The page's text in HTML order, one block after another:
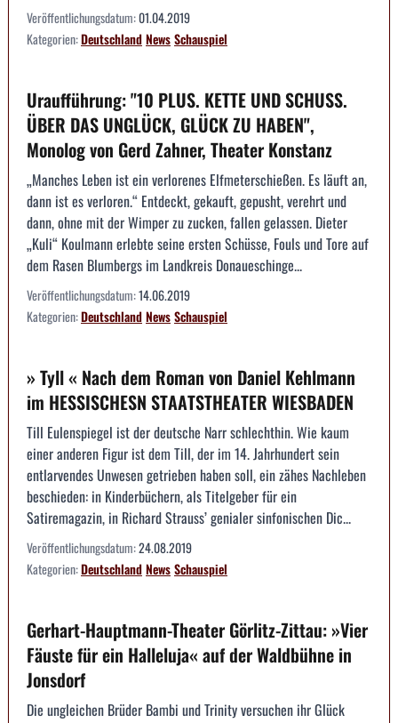
Veröffentlichungsdatum:01.04.2019
Kategorien:DeutschlandNewsSchauspiel
Uraufführung: "10 PLUS. KETTE UND SCHUSS.
ÜBER DAS UNGLÜCK, GLÜCK ZU HABEN",
Monolog von Gerd Zahner, Theater Konstanz
„Manches Leben ist ein verlorenes Elfmeterschießen. Es läuft an,
dann ist es verloren.“ Entdeckt, gekauft, gepusht, verehrt und
dann, ohne mit der Wimper zu zucken, fallen gelassen. Dieter
„Kuli“ Koulmann erlebte seine ersten Schüsse, Fouls und Tore auf
dem Rasen Blumbergs im Landkreis Donaueschinge...
Veröffentlichungsdatum:14.06.2019
Kategorien:DeutschlandNewsSchauspiel
» Tyll « Nach dem Roman von Daniel Kehlmann
im HESSISCHESN STAATSTHEATER WIESBADEN
Till Eulenspiegel ist der deutsche Narr schlechthin. Wie kaum
einer anderen Figur ist dem Till, der im 14. Jahrhundert sein
entlarvendes Unwesen getrieben haben soll, ein zähes Nachleben
beschieden: in Kinderbüchern, als Titelgeber für ein
Satiremagazin, in Richard Strauss’ genialer sinfonischen Dic...
Veröffentlichungsdatum:24.08.2019
Kategorien:DeutschlandNewsSchauspiel
Gerhart-Hauptmann-Theater Görlitz-Zittau: »Vier
Fäuste für ein Halleluja« auf der Waldbühne in
Jonsdorf
Die ungleichen Brüder Bambi und Trinity versuchen ihr Glück